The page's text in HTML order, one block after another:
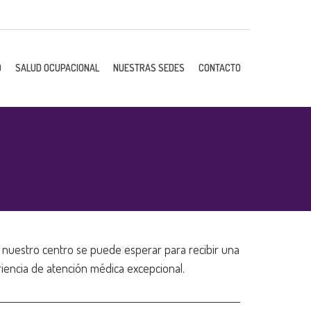
SALUD OCUPACIONAL NUESTRAS SEDES CONTACTO
centro se puede esperar para recibir una
de atención médica excepcional.